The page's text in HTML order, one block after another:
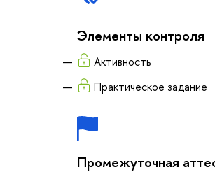
Элементы контроля
Активность
Практическое задание
Промежуточная